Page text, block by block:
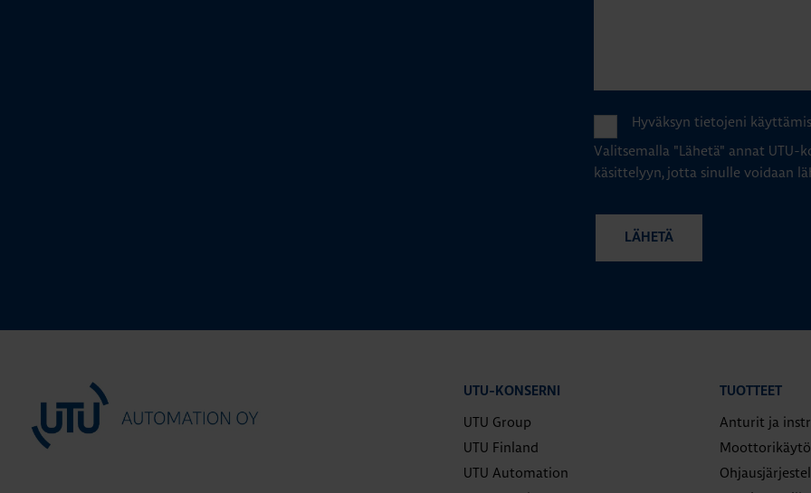
Hyväksyn tietojeni
Valitsemalla "Lähetä" annat
käsittelyyn, jotta sinulle voidaan
UTU-KONSERNI
UTU Group
UTU Finland
UTU Automation
TUOTTEET
Anturit ja